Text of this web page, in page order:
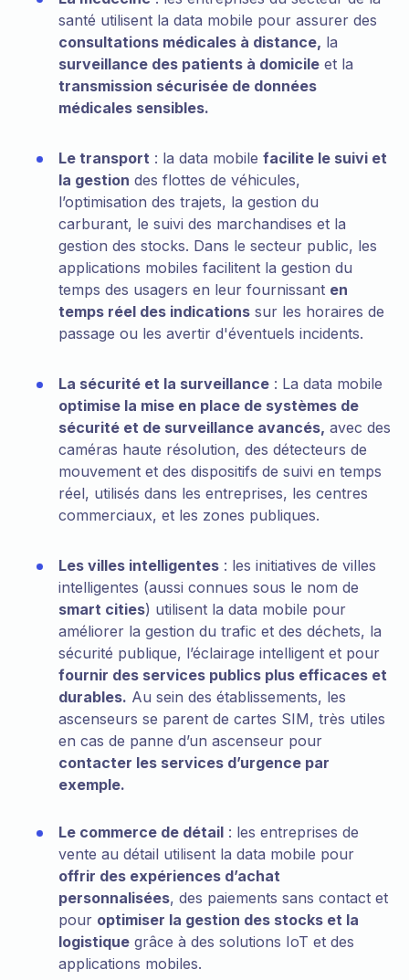
santé utilisent la data mobile pour assurer des
consultations médicales à distance, la
surveillance des patients à domicile et la
transmission sécurisée de données
médicales sensibles.
Le transport : la data mobile facilite le suivi et
la gestion des flottes de véhicules,
l’optimisation des trajets, la gestion du
carburant, le suivi des marchandises et la
gestion des stocks. Dans le secteur public, les
applications mobiles facilitent la gestion du
temps des usagers en leur fournissant en
temps réel des indications sur les horaires de
passage ou les avertir d'éventuels incidents.
La sécurité et la surveillance : La data mobile
optimise la mise en place de systèmes de
sécurité et de surveillance avancés, avec des
caméras haute résolution, des détecteurs de
mouvement et des dispositifs de suivi en temps
réel, utilisés dans les entreprises, les centres
commerciaux, et les zones publiques.
Les villes intelligentes : les initiatives de villes
intelligentes (aussi connues sous le nom de
smart cities) utilisent la data mobile pour
améliorer la gestion du trafic et des déchets, la
sécurité publique, l’éclairage intelligent et pour
fournir des services publics plus efficaces et
durables. Au sein des établissements, les
ascenseurs se parent de cartes SIM, très utiles
en cas de panne d’un ascenseur pour
contacter les services d’urgence par
exemple.
Le commerce de détail : les entreprises de
vente au détail utilisent la data mobile pour
offrir des expériences d’achat
personnalisées, des paiements sans contact et
pour optimiser la gestion des stocks et la
logistique grâce à des solutions IoT et des
applications mobiles.